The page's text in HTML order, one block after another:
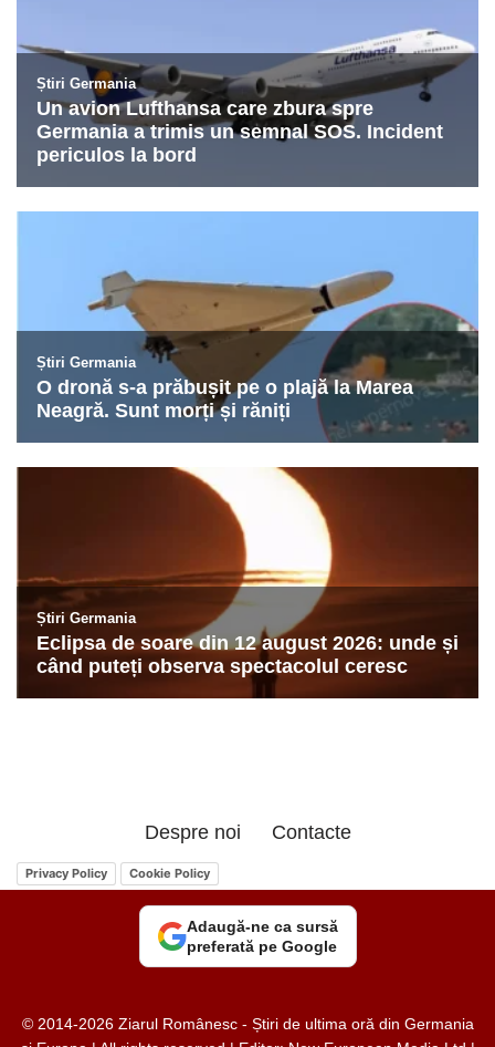
Despre noi Contacte
Privacy Policy Cookie Policy
Adaugă-ne ca sursă
preferată pe Google
© 2014-2026 Ziarul Românesc - Știri de ultima oră din Germania